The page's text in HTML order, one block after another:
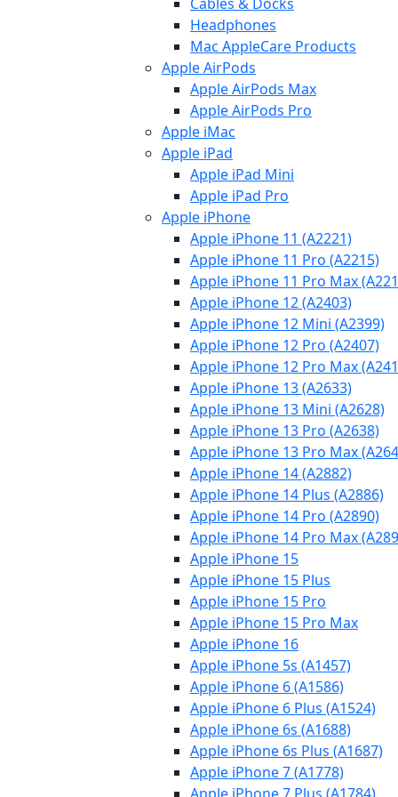
Headphones
Mac AppleCare Products
Apple AirPods
Apple AirPods Max
Apple AirPods Pro
Apple iMac
Apple iPad
Apple iPad Mini
Apple iPad Pro
Apple iPhone
Apple iPhone 11 (A2221)
Apple iPhone 11 Pro (A2215)
Apple iPhone 11 Pro Max
Apple iPhone 12 (A2403)
Apple iPhone 12 Mini (A2399)
Apple iPhone 12 Pro (A2407)
Apple iPhone 12 Pro Max
Apple iPhone 13 (A2633)
Apple iPhone 13 Mini (A2628)
Apple iPhone 13 Pro (A2638)
Apple iPhone 13 Pro Max
Apple iPhone 14 (A2882)
Apple iPhone 14 Plus (A2886)
Apple iPhone 14 Pro (A2890)
Apple iPhone 14 Pro Max
Apple iPhone 15
Apple iPhone 15 Plus
Apple iPhone 15 Pro
Apple iPhone 15 Pro Max
Apple iPhone 16
Apple iPhone 5s (A1457)
Apple iPhone 6 (A1586)
Apple iPhone 6 Plus (A1524)
Apple iPhone 6s (A1688)
Apple iPhone 6s Plus (A1687)
Apple iPhone 7 (A1778)